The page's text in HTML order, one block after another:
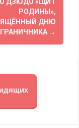
РОДИНЫ»,
ДНЮ
→